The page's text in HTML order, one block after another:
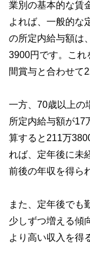
業別の基本的な賃
よれば、一般的な
の所定内給与額は
3900円です。これ
間賞与と合わせて
一方、70歳以上の
所定内給与額が17
算すると211万
れば、定年後に未
前後の年収を得ら
また、定年後でも
少しずつ増える傾
より高い収入を得